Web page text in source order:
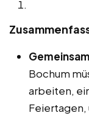
Bochum
arbeiten,
Feiertagen,